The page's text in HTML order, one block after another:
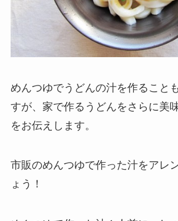
めんつゆでうどんの汁を作ること
すが、家で作るうどんをさらに美
をお伝えします。
市販のめんつゆで作った汁をアレ
ょう！